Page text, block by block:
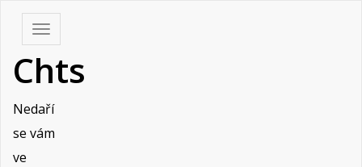
Skip
content
Toggle
navigation
Chts
Nedaří
se vám
ve